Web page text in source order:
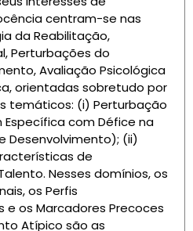
centram-se nas
da Reabilitação,
Perturbações do
Avaliação Psicológica
orientadas sobretudo por
temáticos: (i) Perturbação
com Défice na
Desenvolvimento); (ii)
de
Nesses domínios, os
os Perfis
e os Marcadores Precoces
Atípico são as